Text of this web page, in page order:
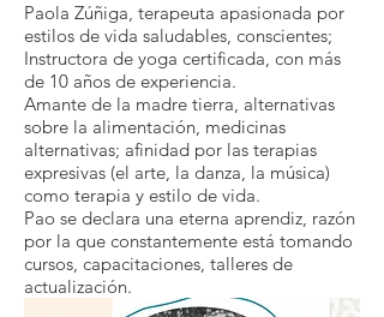
Paola Zúñiga, terapeuta apasionada por
estilos de vida saludables, conscientes;
Instructora de yoga certificada, con más
de 10 años de experiencia.
Amante de la madre tierra, alternativas
sobre la alimentación, medicinas
alternativas; afinidad por las terapias
expresivas (el arte, la danza, la música)
como terapia y estilo de vida.
Pao se declara una eterna aprendiz, razón
por la que constantemente está tomando
cursos, capacitaciones, talleres de
actualización.